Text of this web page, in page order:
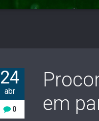
24
abr
0
em